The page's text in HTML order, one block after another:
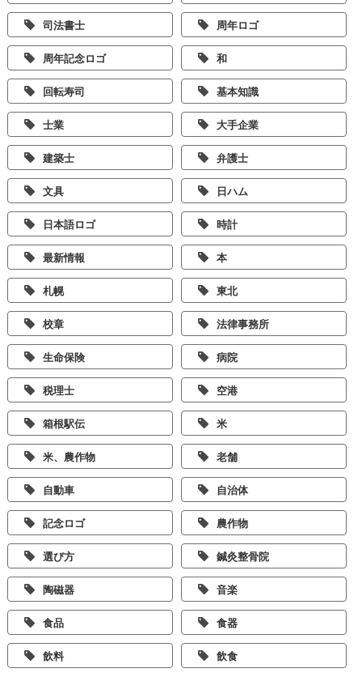
司法書士 周年ロゴ
周年記念ロゴ 和
回転寿司 基本知識
士業 大手企業
建築士 弁護士
文具 日ハム
日本語ロゴ 時計
最新情報 本
札幌 東北
校章 法律事務所
生命保険 病院
税理士 空港
箱根駅伝 米
米、農作物 老舗
自動車 自治体
記念ロゴ 農作物
選び方 鍼灸整骨院
陶磁器 音楽
食品 食器
飲料 飲食